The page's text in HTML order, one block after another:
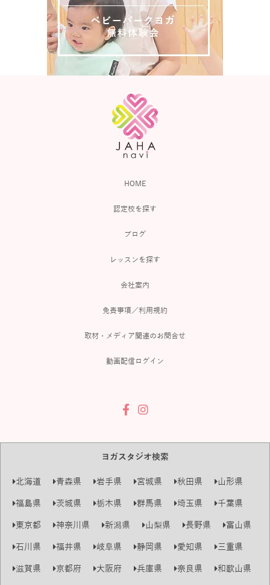
HOME
認定校を探す
ブログ
レッスンを探す
会社案内
免責事項／利用規約
取材・メディア関連のお問合せ
動画配信ログイン
ヨガスタジオ検索
北海道 青森県 岩手県 宮城県 秋田県
山形県
福島県
茨城県 栃木県 群馬県 埼玉県
千葉県
東京都
神奈川県 新潟県 山梨県 長野県
富山県
石川県
福井県 岐阜県 静岡県 愛知県
三重県
滋賀県
京都府 大阪府 兵庫県 奈良県
和歌山県